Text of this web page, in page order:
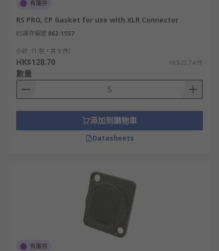
有庫存
RS PRO, CP Gasket for use with XLR Connector
RS庫存編號 862-1557
小計（1 包，共 5 件）
HK$128.70 HK$25.74/件
數量
添加到購物車
Datasheets
有庫存